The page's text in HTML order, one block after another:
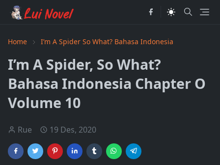
Home I’m A Spider So What? Bahasa Indonesia
I’m A Spider, So What?
Bahasa Indonesia Chapter O
Volume 10
Rue 19 Des, 2020